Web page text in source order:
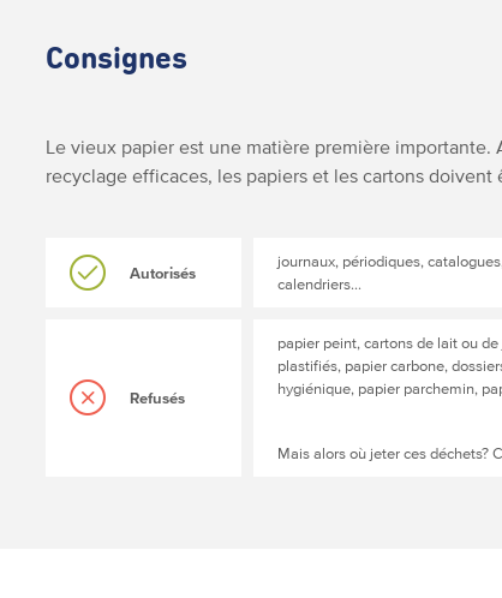
Consignes
Le vieux papier est une matière première
recyclage efficaces, les papiers et les cartons doivent
Autorisés
journaux, périodiques,
calendriers...
Refusés
papier peint, cartons de lait ou
plastifiés, papier carbone,
hygiénique, papier parchemin,
Mais alors où jeter ces déchets?